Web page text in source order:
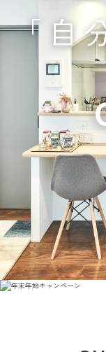
「自